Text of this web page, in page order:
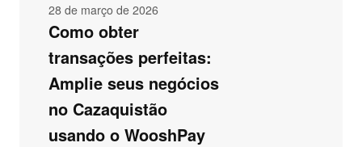
28 de março de 2026
Como obter
transações perfeitas:
Amplie seus negócios
no Cazaquistão
usando o WooshPay